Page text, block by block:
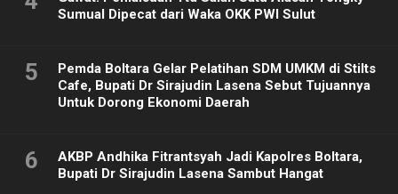
Sumual Dipecat dari Waka OKK PWI Sulut
5
Pemda Boltara Gelar Pelatihan SDM UMKM di Stilts
Cafe, Bupati Dr Sirajudin Lasena Sebut Tujuannya
Untuk Dorong Ekonomi Daerah
6
AKBP Andhika Fitrantsyah Jadi Kapolres Boltara,
Bupati Dr Sirajudin Lasena Sambut Hangat